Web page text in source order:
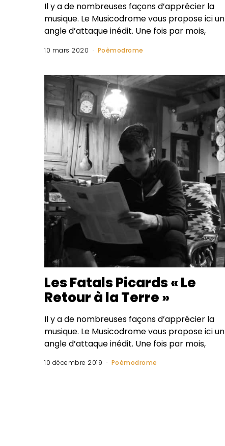
Il y a de nombreuses façons d’apprécier la
musique. Le Musicodrome vous propose ici un
angle d’attaque inédit. Une fois par mois,
10 mars 2020 Poèmodrome
Les Fatals Picards « Le
Retour à la Terre »
Il y a de nombreuses façons d’apprécier la
musique. Le Musicodrome vous propose ici un
angle d’attaque inédit. Une fois par mois,
10 décembre 2019 Poèmodrome